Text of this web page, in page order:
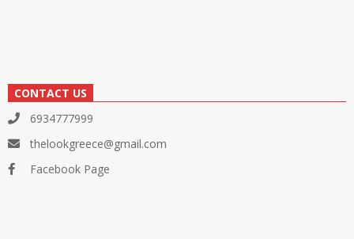
CONTACT US
6934777999
thelookgreece@gmail.com
Facebook Page